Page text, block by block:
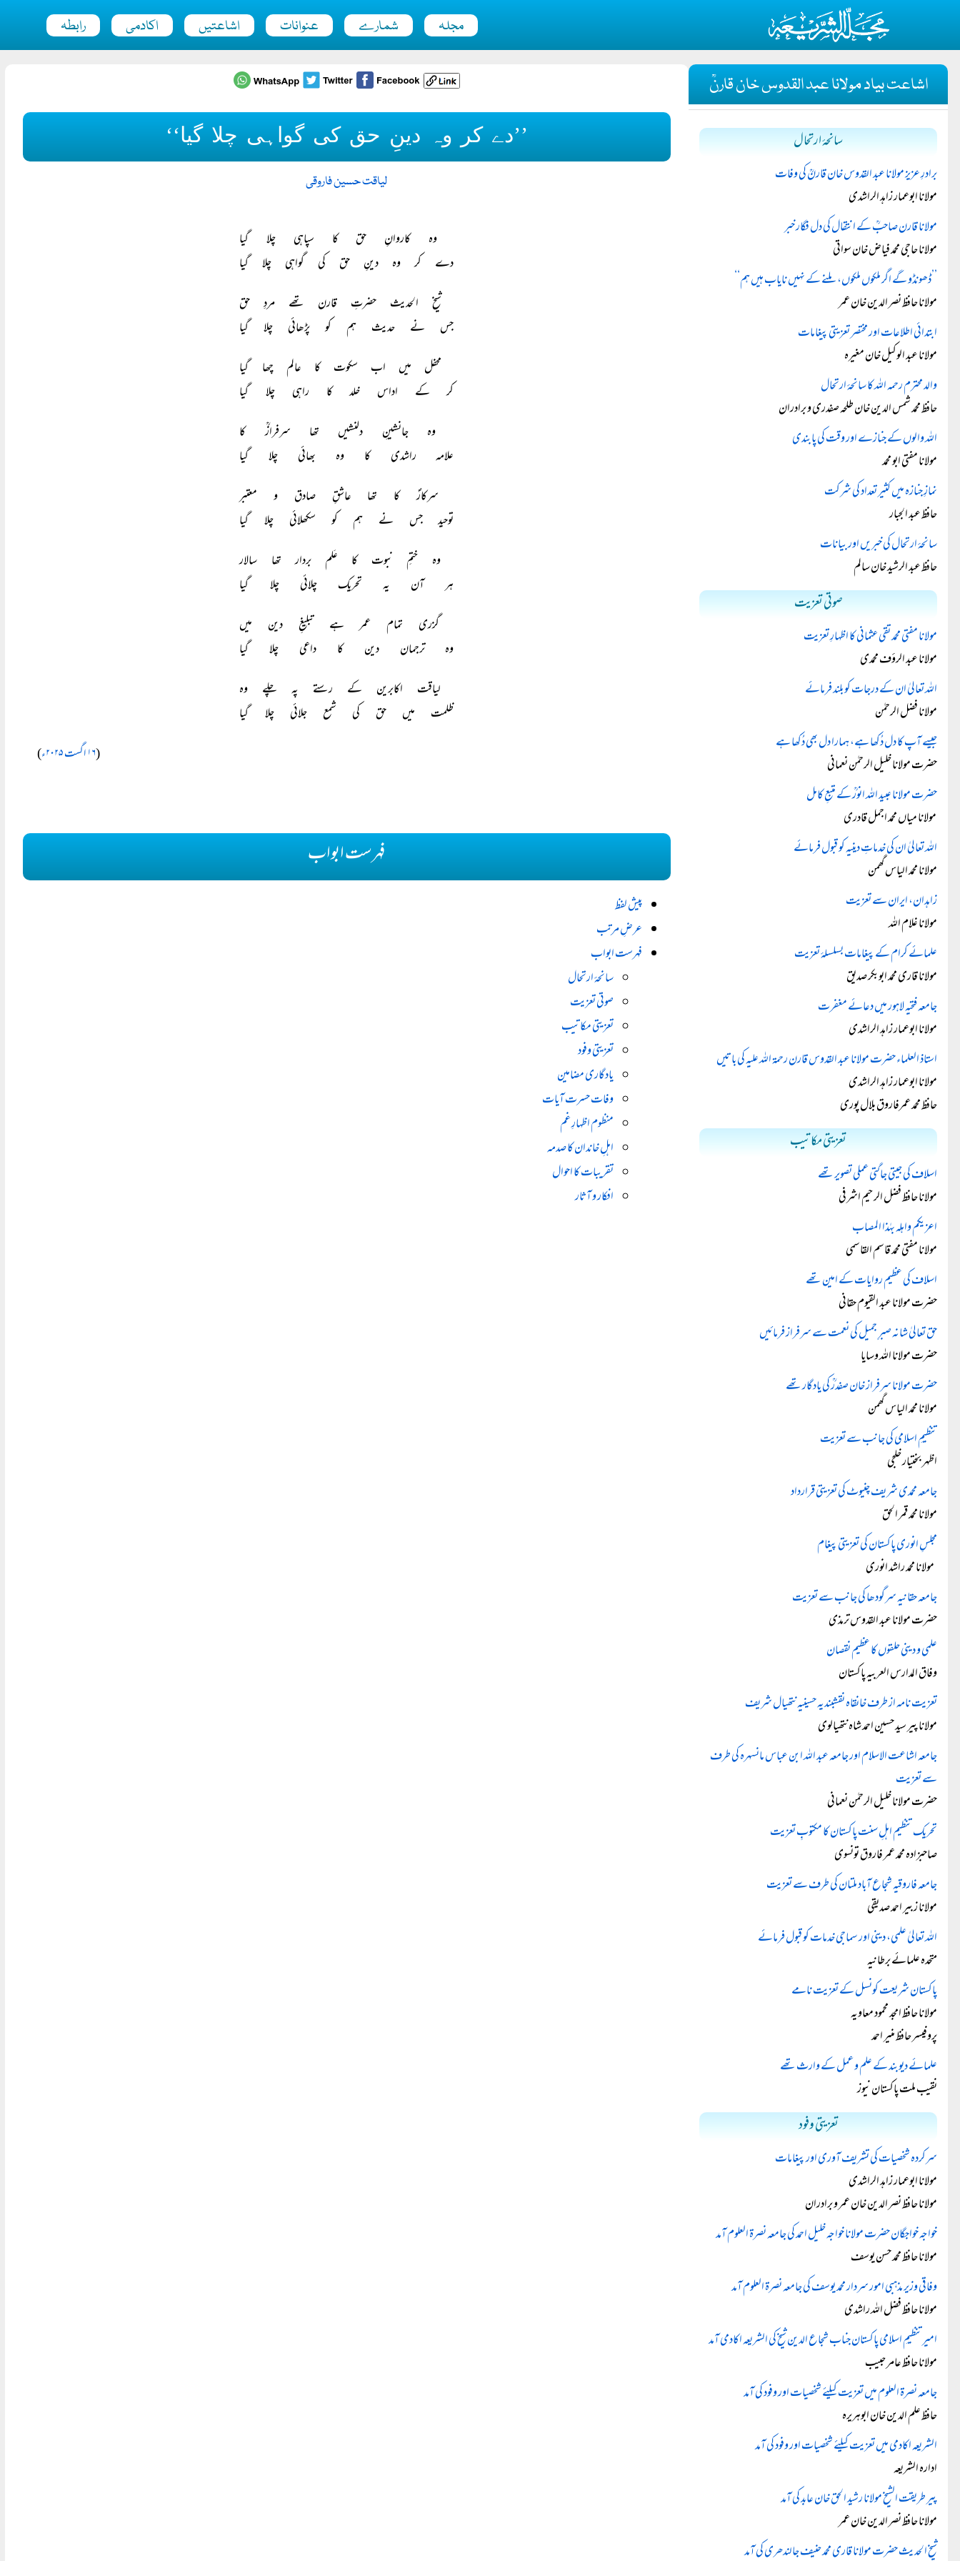
مجلہ شمارے عنوانات اشاعتیں اکادمی رابطہ
’’دے کر وہ دینِ حق کی گواہی چلا گیا‘‘
لیاقت حسین فاروقی
وہ کاروانِ حق کا سپاہی چلا گیا
دے کر وہ دینِ حق کی گواہی چلا گیا
شیخ الحدیث حضرتِ قارن تھے مردِ حق
جس نے حدیث ہم کو پڑھائی چلا گیا
محفل میں اب سکوت کا عالم چھا گیا
کر کے اداس خلد کا راہی چلا گیا
وہ جانشینِ دلنشیں تھا سرفرازؒ کا
علامہ راشدی کا وہ بھائی چلا گیا
سرکارؐ کا تھا عاشقِ صادق و معتبر
توحید جس نے ہم کو سکھلائی چلا گیا
وہ ختمِ نبوت کا عَلم بردار تھا سالار
ہر آن یہ تحریک چلائی چلا گیا
گزری تمام عمر ہے تبلیغِ دین میں
وہ ترجمان دین کا داعی چلا گیا
لیاقت اکابرین کے رستے پہ چلے وہ
ظلمت میں حق کی شمع جلائی چلا گیا
(۱۶ اگست ۲۰۲۵ء )
فہرست ابواب
پیش لفظ
عرضِ مرتب
فہرست ابواب
سانحۂ ارتحال
صوتی تعزیت
تعزیتی مکاتیب
تعزیتی وفود
یادگاری مضامین
وفات حسرت آیات
منظوم اظہارِ غم
اہلِ خاندان کا صدمہ
تقریبات کا احوال
افکار و آثار
اشاعت بیاد مولانا عبد القدوس خان قارنؒ
سانحۂ ارتحال
برادرِ عزیز مولانا عبد القدوس خان قارنؒ کی وفات
مولانا ابوعمار زاہد الراشدی
مولانا قارن صاحبؒ کے انتقال کی دل فگار خبر
مولانا حاجی محمد فیاض خان سواتی
’’ڈھونڈو گے اگر ملکوں ملکوں، ملنے کے نہیں نایاب ہیں ہم‘‘
مولانا حافظ نصر الدین خان عمر
ابتدائی اطلاعات اور مختصر تعزیتی پیغامات
مولانا عبد الوکیل خان مغیرہ
والد محترم رحمہ اللہ کا سانحۂ ارتحال
حافظ محمد شمس الدین خان طلحہ صفدری و برادران
اللہ والوں کے جنازے اور وقت کی پابندی
مولانا مفتی ابو محمد
نمازِ جنازہ میں کثیر تعداد کی شرکت
حافظ عبد الجبار
سانحۂ ارتحال کی خبریں اور بیانات
حافظ عبد الرشید خان سالم
صوتی تعزیت
مولانا مفتی محمد تقی عثمانی کا اظہارِ تعزیت
مولانا عبد الرؤف محمدی
اللہ تعالیٰ ان کے درجات کو بلند فرمائے
مولانا فضل الرحمٰن
جیسے آپ کا دل دُکھا ہے، ہمارا دل بھی دُکھا ہے
حضرت مولانا خلیل الرحمٰن نعمانی
حضرت مولانا عبید اللہ انورؒ کے متبعِ کامل
مولانا میاں محمد اجمل قادری
اللہ تعالیٰ ان کی خدماتِ دینیہ کو قبول فرمائے
مولانا محمد الیاس گھمن
زاہدان، ایران سے تعزیت
مولانا غلام اللہ
علمائے کرام کے پیغامات بسلسلۂ تعزیت
مولانا قاری محمد ابوبکر صدیق
جامعہ فتحیہ لاہور میں دعائے مغفرت
مولانا ابوعمار زاہد الراشدی
استاذ العلماء حضرت مولانا عبد القدوس قارن رحمۃ اللہ علیہ کی باتیں
مولانا ابوعمار زاہد الراشدی
حافظ محمد عمرفاروق بلال پوری
تعزیتی مکاتیب
اسلاف کی جیتی جاگتی عملی تصویر تھے
مولانا حافظ فضل الرحیم اشرفی
اعزيكم واهله بهٰذا المصاب
مولانا مفتی محمد قاسم القاسمی
اسلاف کی عظیم روایات کے امین تھے
حضرت مولانا عبد القیوم حقانی
حق تعالیٰ شانہ صبرِ جمیل کی نعمت سے سرفراز فرمائیں
حضرت مولانا اللہ وسایا
حضرت مولانا سرفراز خان صفدرؒ کی یادگار تھے
مولانا محمد الیاس گھمن
تنظیمِ اسلامی کی جانب سے تعزیت
اظہر بختیار خلجی
جامعہ محمدی شریف چنیوٹ کی تعزیتی قرارداد
مولانا محمد قمر الحق
مجلسِ انوری پاکستان کی تعزیتی پیغام
مولانا محمد راشد انوری
جامعہ حقانیہ سرگودھا کی جانب سے تعزیت
حضرت مولانا عبد القدوس ترمذی
علمی و دینی حلقوں کا عظیم نقصان
وفاق المدارس العربیہ پاکستان
تعزیت نامہ از طرف خانقاہ نقشبندیہ حسینیہ نتھیال شریف
مولانا پیر سید حسین احمد شاہ نتھیالوی
جامعہ اشاعت الاسلام اور جامعہ عبد اللہ ابن عباس مانسہرہ کی طرف
سے تعزیت
حضرت مولانا خلیل الرحمٰن نعمانی
تحریک تنظیم اہلِ سنت پاکستان کا مکتوبِ تعزیت
صاحبزادہ محمد عمر فاروق تونسوی
جامعہ فاروقیہ شجاع آباد ملتان کی طرف سے تعزیت
مولانا زبیر احمد صدیقی
اللہ تعالیٰ علمی، دینی اور سماجی خدمات کو قبول فرمائے
متحدہ علمائے برطانیہ
پاکستان شریعت کونسل کے تعزیت نامے
مولانا حافظ امجد محمود معاویہ
پروفیسر حافظ منیر احمد
علمائے دیوبند کے علم و عمل کے وارث تھے
نقیب ملت پاکستان نیوز
تعزیتی وفود
سرکردہ شخصیات کی تشریف آوری اور پیغامات
مولانا ابوعمار زاہد الراشدی
مولانا حافظ نصر الدین خان عمر و برادران
خواجہ خواجگان حضرت مولانا خواجہ خلیل احمد کی جامعہ نصرۃ العلوم آمد
مولانا حافظ محمد حسن یوسف
وفاقی وزیر مذہبی امور سردار محمد یوسف کی جامعہ نصرۃ العلوم آمد
مولانا حافظ فضل اللہ راشدی
امیرتنظیمِ اسلامی پاکستان جناب شجاع الدین شیخ کی الشریعہ اکادمی آمد
مولانا حافظ عامر حبیب
جامعہ نصرۃ العلوم میں تعزیت کیلئے شخصیات اور وفود کی آمد
حافظ علم الدین خان ابوہریرہ
الشریعہ اکادمی میں تعزیت کیلئے شخصیات اور وفود کی آمد
ادارہ الشریعہ
پیر طریقت الشیخ مولانا رشید الحق خان عابد کی آمد
مولانا حافظ نصر الدین خان عمر
شیخ الحدیث حضرت مولانا قاری محمد حنیف جالندھری کی آمد